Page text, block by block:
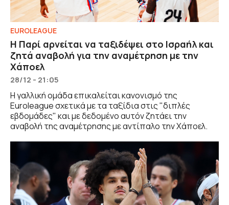
EUROLEAGUE
Η Παρί αρνείται να ταξιδέψει στο Ισραήλ και
ζητά αναβολή για την αναμέτρηση με την
Χάποελ
28/12 - 21:05
Η γαλλική ομάδα επικαλείται κανονισμό της
Euroleague σχετικά με τα ταξίδια στις "διπλές
εβδομάδες" και με δεδομένο αυτόν ζητάει την
αναβολή της αναμέτρησης με αντίπαλο την Χάποελ.